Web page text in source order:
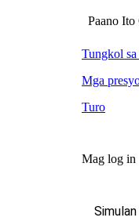
Paano Ito
Tungkol sa
Mga
Turo
Mag log in